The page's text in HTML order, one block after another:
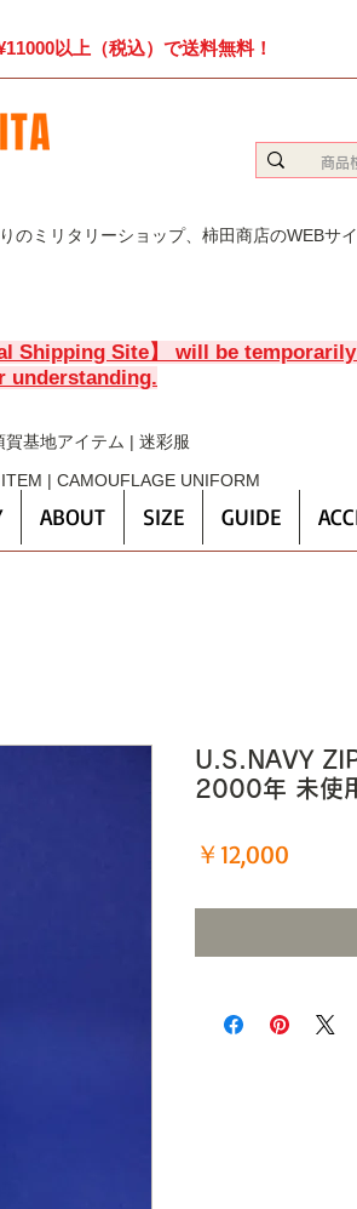
以上（税込）で送料無料！
のミリタリーショップ、柿田商店のWEBサ
Shipping Site】 will be
understanding.
基地アイテム | 迷彩服
| CAMOUFLAGE UNIFORM
ABOUT SIZE GUIDE
U.S.NAVY
2000年 未使
￥12,000